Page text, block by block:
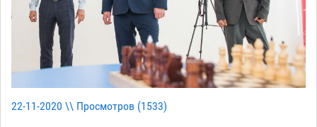
22-11-2020 \\ Просмотров (1533)